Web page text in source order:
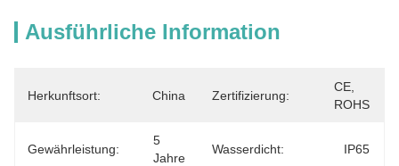
Ausführliche Information
Herkunftsort: China Zertifizierung:
CE,
ROHS
Gewährleistung:
5
Jahre
Wasserdicht: IP65